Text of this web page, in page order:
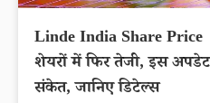
Linde India Share Price
शेयरों में फिर तेजी, इस
संकेत, जानिए डिटेल्स